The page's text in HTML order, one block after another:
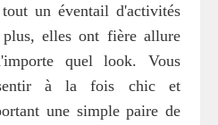
un éventail d'activités
elles ont fière allure
quel look. Vous
à la fois chic et
une simple paire de